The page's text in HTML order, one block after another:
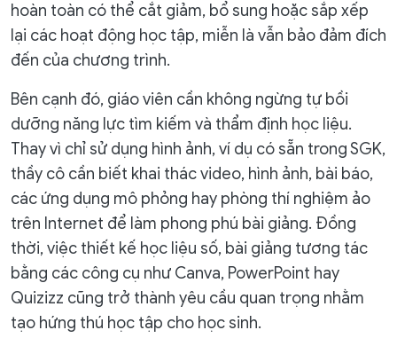
hoàn toàn có thể cắt giảm, bổ sung hoặc sắp xếp
lại các hoạt động học tập, miễn là vẫn bảo đảm đích
đến của chương trình.
Bên cạnh đó, giáo viên cần không ngừng tự bồi
dưỡng năng lực tìm kiếm và thẩm định học liệu.
Thay vì chỉ sử dụng hình ảnh, ví dụ có sẵn trong SGK,
thầy cô cần biết khai thác video, hình ảnh, bài báo,
các ứng dụng mô phỏng hay phòng thí nghiệm ảo
trên Internet để làm phong phú bài giảng. Đồng
thời, việc thiết kế học liệu số, bài giảng tương tác
bằng các công cụ như Canva, PowerPoint hay
Quizizz cũng trở thành yêu cầu quan trọng nhằm
tạo hứng thú học tập cho học sinh.